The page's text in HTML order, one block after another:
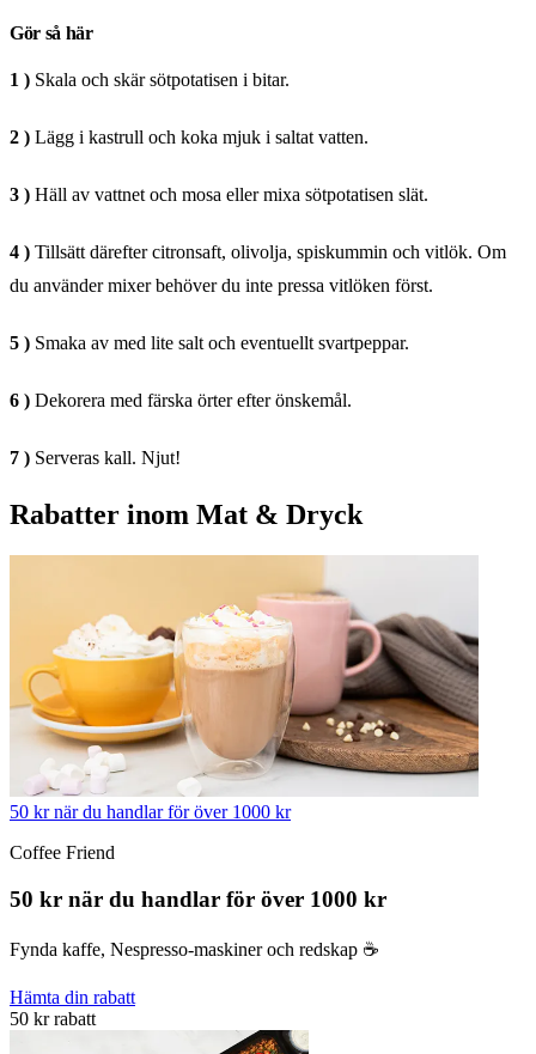
Gör så här
1 ) Skala och skär sötpotatisen i bitar.
2 ) Lägg i kastrull och koka mjuk i saltat vatten.
3 ) Häll av vattnet och mosa eller mixa sötpotatisen slät.
4 ) Tillsätt därefter citronsaft, olivolja, spiskummin och vitlök. Om
du använder mixer behöver du inte pressa vitlöken först.
5 ) Smaka av med lite salt och eventuellt svartpeppar.
6 ) Dekorera med färska örter efter önskemål.
7 ) Serveras kall. Njut!
Rabatter inom Mat & Dryck
50 kr när du handlar för över 1000 kr
Coffee Friend
50 kr när du handlar för över 1000 kr
Fynda kaffe, Nespresso-maskiner och redskap ☕️
Hämta din rabatt
50 kr rabatt